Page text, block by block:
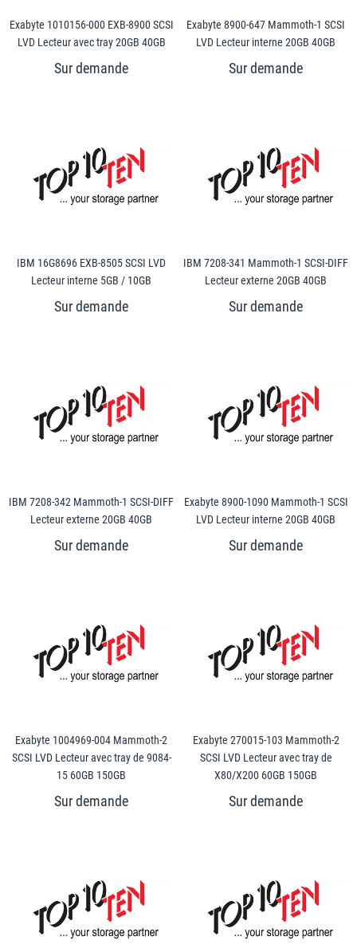
Exabyte 1010156-000 EXB-8900 SCSI
LVD Lecteur avec tray 20GB 40GB
Exabyte 8900-647 Mammoth-1 SCSI
LVD Lecteur interne 20GB 40GB
IBM 16G8696 EXB-8505 SCSI LVD
Lecteur interne 5GB / 10GB
IBM 7208-341 Mammoth-1 SCSI-DIFF
Lecteur externe 20GB 40GB
IBM 7208-342 Mammoth-1 SCSI-DIFF
Lecteur externe 20GB 40GB
Exabyte 8900-1090 Mammoth-1 SCSI
LVD Lecteur interne 20GB 40GB
Exabyte 1004969-004 Mammoth-2
SCSI LVD Lecteur avec tray de 9084-
15 60GB 150GB
Exabyte 270015-103 Mammoth-2
SCSI LVD Lecteur avec tray de
X80/X200 60GB 150GB